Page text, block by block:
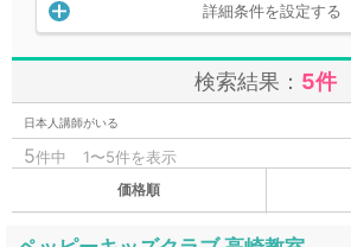
詳細条件を設定する
検索結果： 5件
日本人講師がいる
5件中 1〜5件を表示
価格順